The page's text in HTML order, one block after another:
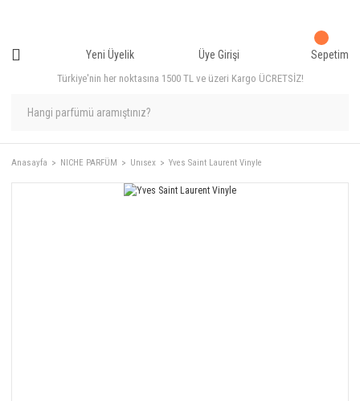
Türkiye'nin her noktasına 1500 TL ve üzeri Kargo ÜCRETSİZ!
Yeni Üyelik Üye Girişi Sepetim
Anasayfa NICHE PARFÜM Unısex Yves Saint Laurent Vinyle